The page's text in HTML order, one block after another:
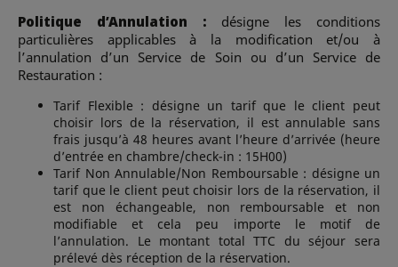
Politique d’Annulation : désigne les conditions
particulières applicables à la modification et/ou à
l’annulation d’un Service de Soin ou d’un Service de
Restauration :
Tarif Flexible : désigne un tarif que le client peut
choisir lors de la réservation, il est annulable sans
frais jusqu’à 48 heures avant l’heure d’arrivée (heure
d’entrée en chambre/check-in : 15H00)
Tarif Non Annulable/Non Remboursable : désigne un
tarif que le client peut choisir lors de la réservation, il
est non échangeable, non remboursable et non
modifiable et cela peu importe le motif de
l’annulation. Le montant total TTC du séjour sera
prélevé dès réception de la réservation.